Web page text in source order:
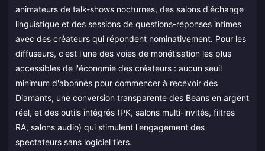
animateurs de talk-shows nocturnes, des salons d'échange
linguistique et des sessions de questions-réponses intimes
avec des créateurs qui répondent nominativement. Pour les
diffuseurs, c'est l'une des voies de monétisation les plus
accessibles de l'économie des créateurs : aucun seuil
minimum d'abonnés pour commencer à recevoir des
Diamants, une conversion transparente des Beans en argent
réel, et des outils intégrés (PK, salons multi-invités, filtres
RA, salons audio) qui stimulent l'engagement des
spectateurs sans logiciel tiers.